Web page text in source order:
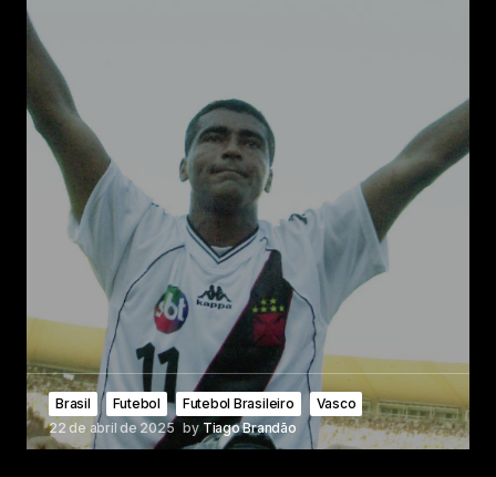
Brasil Futebol Futebol Brasileiro
Vasco
22 de abril de 2025 by Tiago Brandão